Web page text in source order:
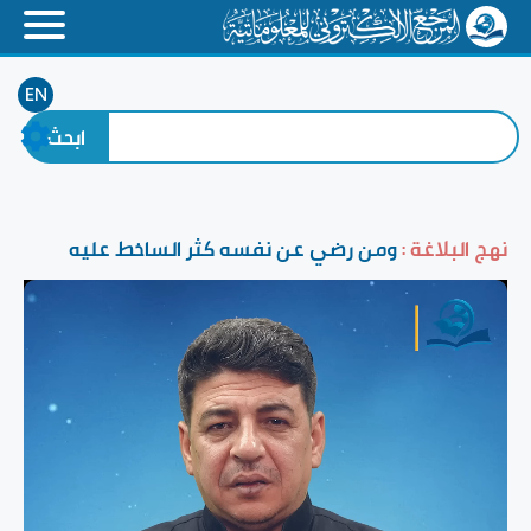
EN
نهج البلاغة :ومن رضي عن نفسه كثر الساخط عليه